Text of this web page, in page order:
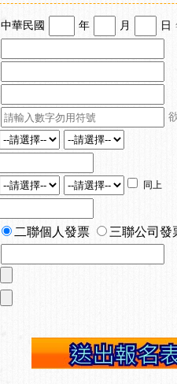
中華民國 年 月 日
同上
二聯個人發票 三聯公司發